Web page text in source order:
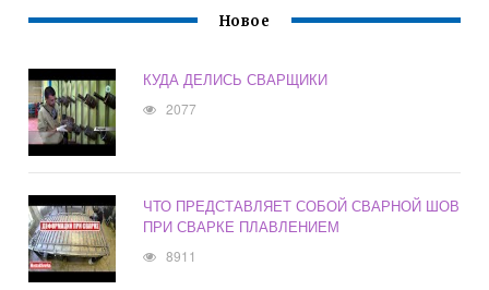
Новое
КУДА ДЕЛИСЬ СВАРЩИКИ
2077
ЧТО ПРЕДСТАВЛЯЕТ СОБОЙ СВАРНОЙ ШОВ
ПРИ СВАРКЕ ПЛАВЛЕНИЕМ
8911